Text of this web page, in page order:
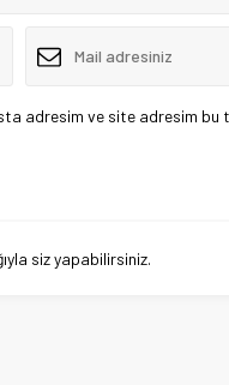
adresim ve site adresim bu
siz yapabilirsiniz.